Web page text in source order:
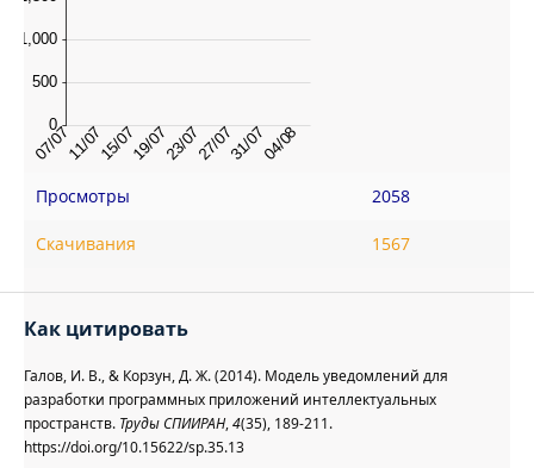
Просмотры 2058
Скачивания 1567
Как цитировать
Галов, И. В., & Корзун, Д. Ж. (2014). Модель уведомлений для
разработки программных приложений интеллектуальных
пространств. Труды СПИИРАН,4(35), 189-211.
https://doi.org/10.15622/sp.35.13